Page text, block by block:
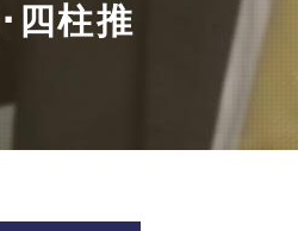
四柱推